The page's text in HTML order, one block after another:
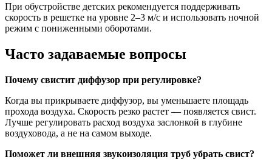
При обустройстве детских рекомендуется поддерживать
скорость в решетке на уровне 2–3 м/с и использовать ночной
режим с пониженными оборотами.
Часто задаваемые вопросы
Почему свистит диффузор при регулировке?
Когда вы прикрываете диффузор, вы уменьшаете площадь
прохода воздуха. Скорость резко растет — появляется свист.
Лучше регулировать расход воздуха заслонкой в глубине
воздуховода, а не на самом выходе.
Поможет ли внешняя звукоизоляция труб убрать свист?